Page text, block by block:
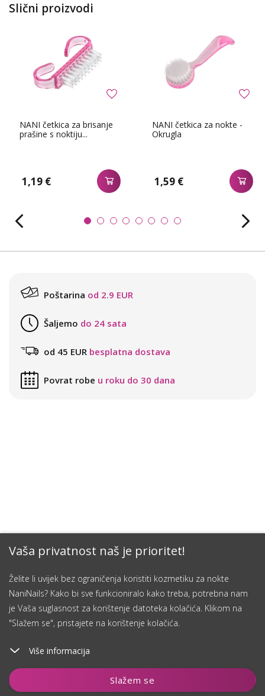
Vaša privatnost naš je prioritet!
Želite li uvijek bez ograničenja koristiti kozmetiku za nokte
NaniNails? Kako bi sve funkcioniralo kako treba, potrebna nam
je Vaša suglasnost za korištenje datoteka kolačića. Klikom na
"Slažem se", pristajete na korištenje kolačića.
Više informacija
Slažem se
Dodaj u košaricu
Slični proizvodi
NANI četkica za brisanje
prašine s noktiju...
1,19 €
NANI četkica za nokte -
Okrugla
1,59 €
Poštarina od 2.9 EUR
Šaljemo do 24 sata
od 45 EUR besplatna dostava
Povrat robe u roku do 30 dana